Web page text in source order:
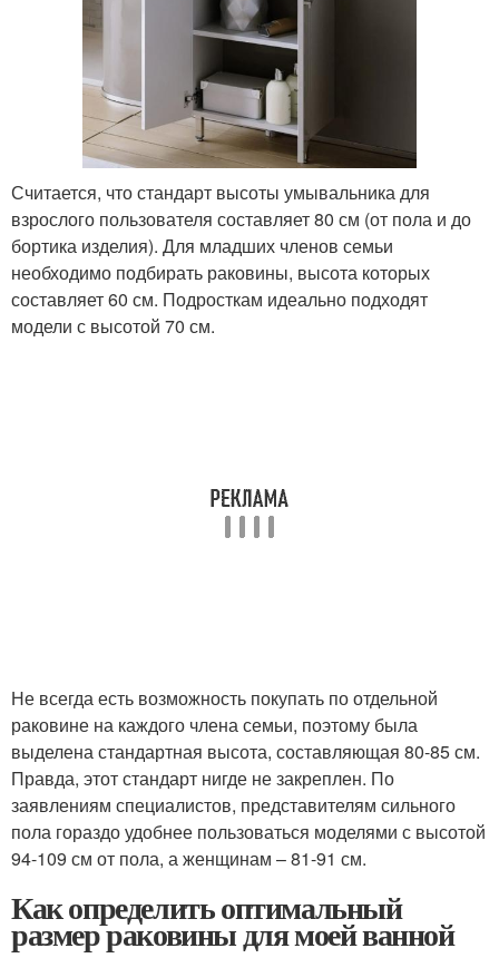
Считается, что стандарт высоты умывальника для
взрослого пользователя составляет 80 см (от пола и до
бортика изделия). Для младших членов семьи
необходимо подбирать раковины, высота которых
составляет 60 см. Подросткам идеально подходят
модели с высотой 70 см.
Не всегда есть возможность покупать по отдельной
раковине на каждого члена семьи, поэтому была
выделена стандартная высота, составляющая 80-85 см.
Правда, этот стандарт нигде не закреплен. По
заявлениям специалистов, представителям сильного
пола гораздо удобнее пользоваться моделями с высотой
94-109 см от пола, а женщинам – 81-91 см.
Как определить оптимальный
размер раковины для моей ванной